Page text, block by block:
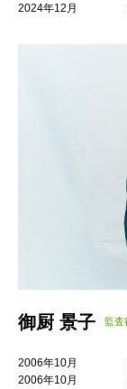
2024年12月
御厨 景子 監査
2006年10月
2006年10月